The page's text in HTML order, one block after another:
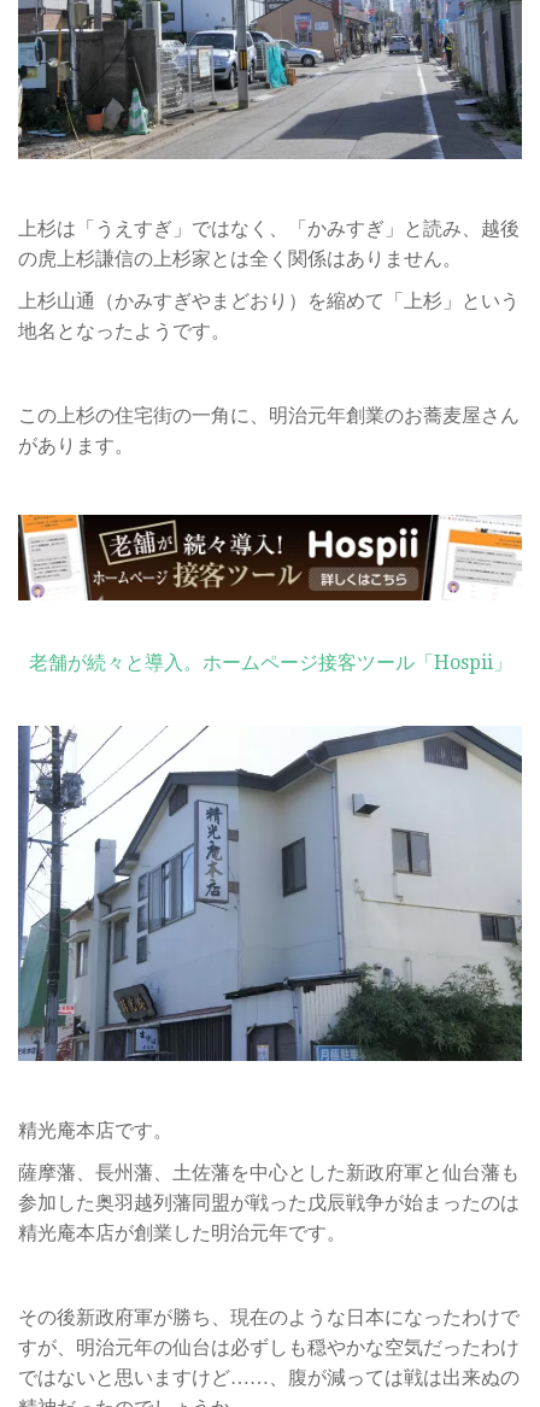
上杉は「うえすぎ」ではなく、「かみすぎ」と読み、越後
の虎上杉謙信の上杉家とは全く関係はありません。
上杉山通（かみすぎやまどおり）を縮めて「上杉」という
地名となったようです。
この上杉の住宅街の一角に、明治元年創業のお蕎麦屋さん
があります。
老舗が続々と導入。ホームページ接客ツール「Hospii」
精光庵本店です。
薩摩藩、長州藩、土佐藩を中心とした新政府軍と仙台藩も
参加した奥羽越列藩同盟が戦った戊辰戦争が始まったのは
精光庵本店が創業した明治元年です。
その後新政府軍が勝ち、現在のような日本になったわけで
すが、明治元年の仙台は必ずしも穏やかな空気だったわけ
ではないと思いますけど……、腹が減っては戦は出来ぬの